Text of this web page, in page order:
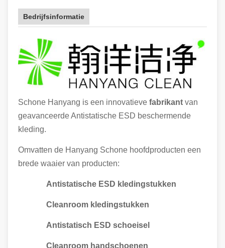
Bedrijfsinformatie
Schone Hanyang is een innovatieve fabrikant van
geavanceerde Antistatische ESD beschermende
kleding.
Omvatten de Hanyang Schone hoofdproducten een
brede waaier van producten:
Antistatische ESD kledingstukken
Cleanroom kledingstukken
Antistatisch ESD schoeisel
Cleanroom handschoenen